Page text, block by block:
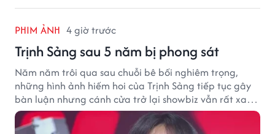
PHIM ẢNH 4 giờ trước
Trịnh Sảng sau 5 năm bị phong sát
Năm năm trôi qua sau chuỗi bê bối nghiêm trọng,
những hình ảnh hiếm hoi của Trịnh Sảng tiếp tục gây
bàn luận nhưng cánh cửa trở lại showbiz vẫn rất xa
vời.